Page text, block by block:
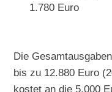
1.780 Euro
Die
bis zu 12.880 Euro
kostet an die 5.000